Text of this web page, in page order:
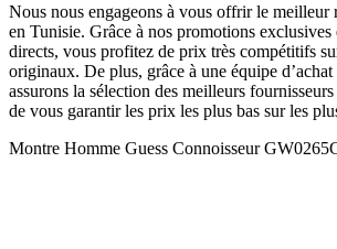
Nous nous engageons à vous offrir le
en Tunisie. Grâce à nos promotions exclusives
directs, vous profitez de prix très compétitifs
originaux. De plus, grâce à une équipe
assurons la sélection des meilleurs
de vous garantir les prix les plus bas sur les
Montre Homme Guess Connoisseur